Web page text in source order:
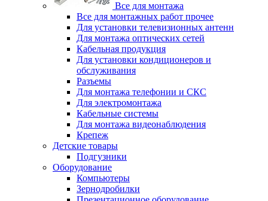
Все для монтажа
Все для монтажных работ прочее
Для установки телевизионных антенн
Для монтажа оптических сетей
Кабельная продукция
Для установки кондиционеров и
обслуживания
Разъемы
Для монтажа телефонии и СКС
Для электромонтажа
Кабельные системы
Для монтажа видеонаблюдения
Крепеж
Детские товары
Подгузники
Оборудование
Компьютеры
Зернодробилки